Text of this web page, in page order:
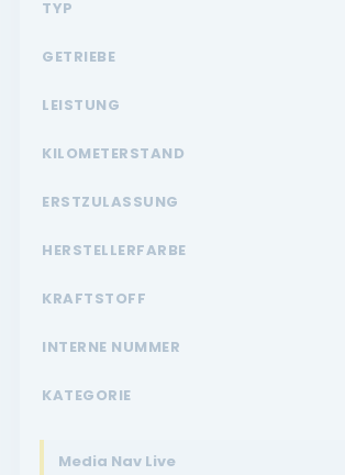
TYP
GETRIEBE
LEISTUNG
KILOMETERSTAND
ERSTZULASSUNG
HERSTELLERFARBE
KRAFTSTOFF
INTERNE NUMMER
KATEGORIE
Media Nav Live